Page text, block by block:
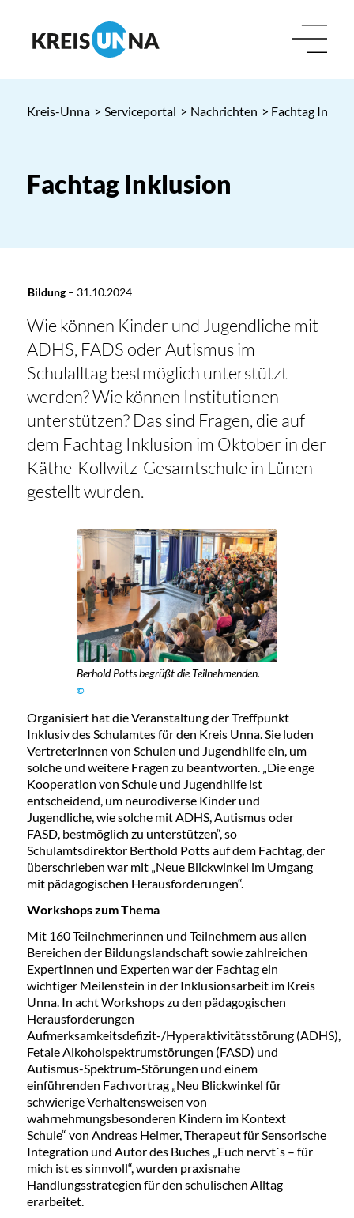
Kreis-Unna > Serviceportal > Nachrichten > Fachtag
Fachtag Inklusion
Bildung– 31.10.2024
Wie können Kinder und Jugendliche mit
ADHS, FADS oder Autismus im
Schulalltag bestmöglich unterstützt
werden? Wie können Institutionen
unterstützen? Das sind Fragen, die auf
dem Fachtag Inklusion im Oktober in der
Käthe-Kollwitz-Gesamtschule in Lünen
gestellt wurden.
Berhold Potts begrüßt die Teilnehmenden.
©
Organisiert hat die Veranstaltung der Treffpunkt
Inklusiv des Schulamtes für den Kreis Unna. Sie luden
Vertreterinnen von Schulen und Jugendhilfe ein, um
solche und weitere Fragen zu beantworten. „Die enge
Kooperation von Schule und Jugendhilfe ist
entscheidend, um neurodiverse Kinder und
Jugendliche, wie solche mit ADHS, Autismus oder
FASD, bestmöglich zu unterstützen“, so
Schulamtsdirektor Berthold Potts auf dem Fachtag, der
überschrieben war mit „Neue Blickwinkel im Umgang
mit pädagogischen Herausforderungen“.
Workshops zum Thema
Mit 160 Teilnehmerinnen und Teilnehmern aus allen
Bereichen der Bildungslandschaft sowie zahlreichen
Expertinnen und Experten war der Fachtag ein
wichtiger Meilenstein in der Inklusionsarbeit im Kreis
Unna. In acht Workshops zu den pädagogischen
Herausforderungen
Aufmerksamkeitsdefizit-/Hyperaktivitätsstörung (ADHS),
Fetale Alkoholspektrumstörungen (FASD) und
Autismus-Spektrum-Störungen und einem
einführenden Fachvortrag „Neu Blickwinkel für
schwierige Verhaltensweisen von
wahrnehmungsbesonderen Kindern im Kontext
Schule“ von Andreas Heimer, Therapeut für Sensorische
Integration und Autor des Buches „Euch nervt´s – für
mich ist es sinnvoll“, wurden praxisnahe
Handlungsstrategien für den schulischen Alltag
erarbeitet.